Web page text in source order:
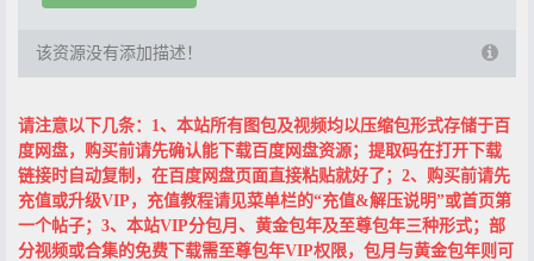
该资源没有添加描述！
请注意以下几条：1、本站所有图包及视频均以压缩包形式存储于百
度网盘，购买前请先确认能下载百度网盘资源；提取码在打开下载
链接时自动复制，在百度网盘页面直接粘贴就好了；2、购买前请先
充值或升级VIP，充值教程请见菜单栏的“充值&解压说明”或首页第
一个帖子；3、本站VIP分包月、黄金包年及至尊包年三种形式；部
分视频或合集的免费下载需至尊包年VIP权限，包月与黄金包年则可